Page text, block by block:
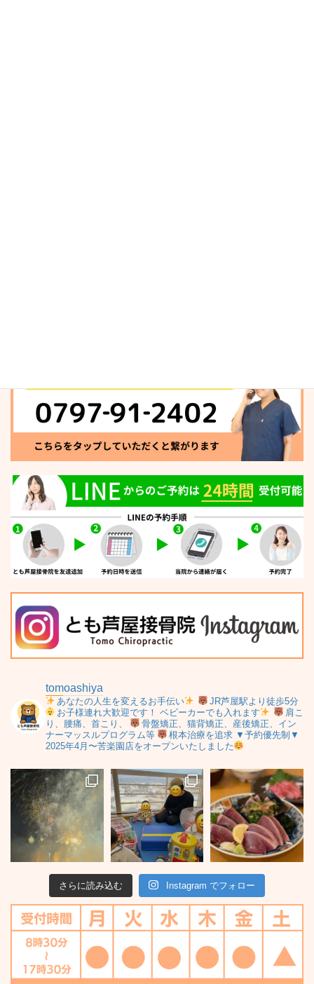
tomoashiya
あなたの人生を変えるお手伝い
JR芦屋駅より徒歩5分
お子様連れ大歓迎です！ ベビーカーでも入れます
肩こ
り、腰痛、首こり、
骨盤矯正、猫背矯正、産後矯正、イン
ナーマッスルプログラム等
根本治療を追求 ▼予約優先制▼
2025年4月〜苦楽園店をオープンいたしました
さらに読み込む Instagram でフォロー